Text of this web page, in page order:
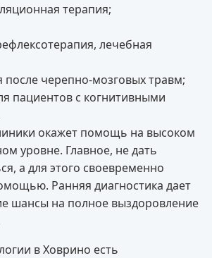
терапия;
лечебная
после черепно-мозговых травм;
пациентов с когнитивными
окажет помощь на высоком
уровне. Главное, не дать
а для этого своевременно
Ранняя диагностика дает
шансы на полное выздоровление
в Ховрино есть